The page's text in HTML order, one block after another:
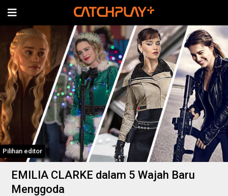
Pilihan editor
EMILIA CLARKE dalam 5 Wajah Baru
Menggoda